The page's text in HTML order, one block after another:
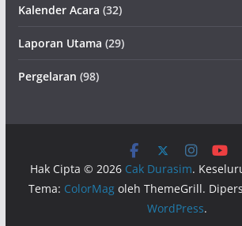
Kalender Acara (32)
Laporan Utama (29)
Pergelaran (98)
Hak Cipta © 2026 Cak Durasim.
Tema: ColorMagoleh ThemeGrill.
WordPress.